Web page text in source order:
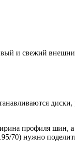
и свежий
профиля
70) нужно